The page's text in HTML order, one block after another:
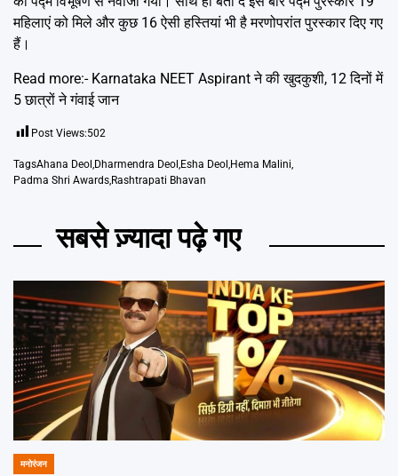
महिलाएं को मिले और कुछ 16 ऐसी हस्तियां भी है मरणोपरांत पुरस्कार दिए गए
हैं।
Read more:- Karnataka NEET Aspirant ने की खुदकुशी, 12 दिनों में
5 छात्रों ने गंवाई जान
Post Views:502
TagsAhana Deol ,Dharmendra Deol ,Esha Deol ,Hema Malini,
Padma Shri Awards,Rashtrapati Bhavan
सबसे ज़्यादा पढ़े गए
POSTED
मनोरंजन